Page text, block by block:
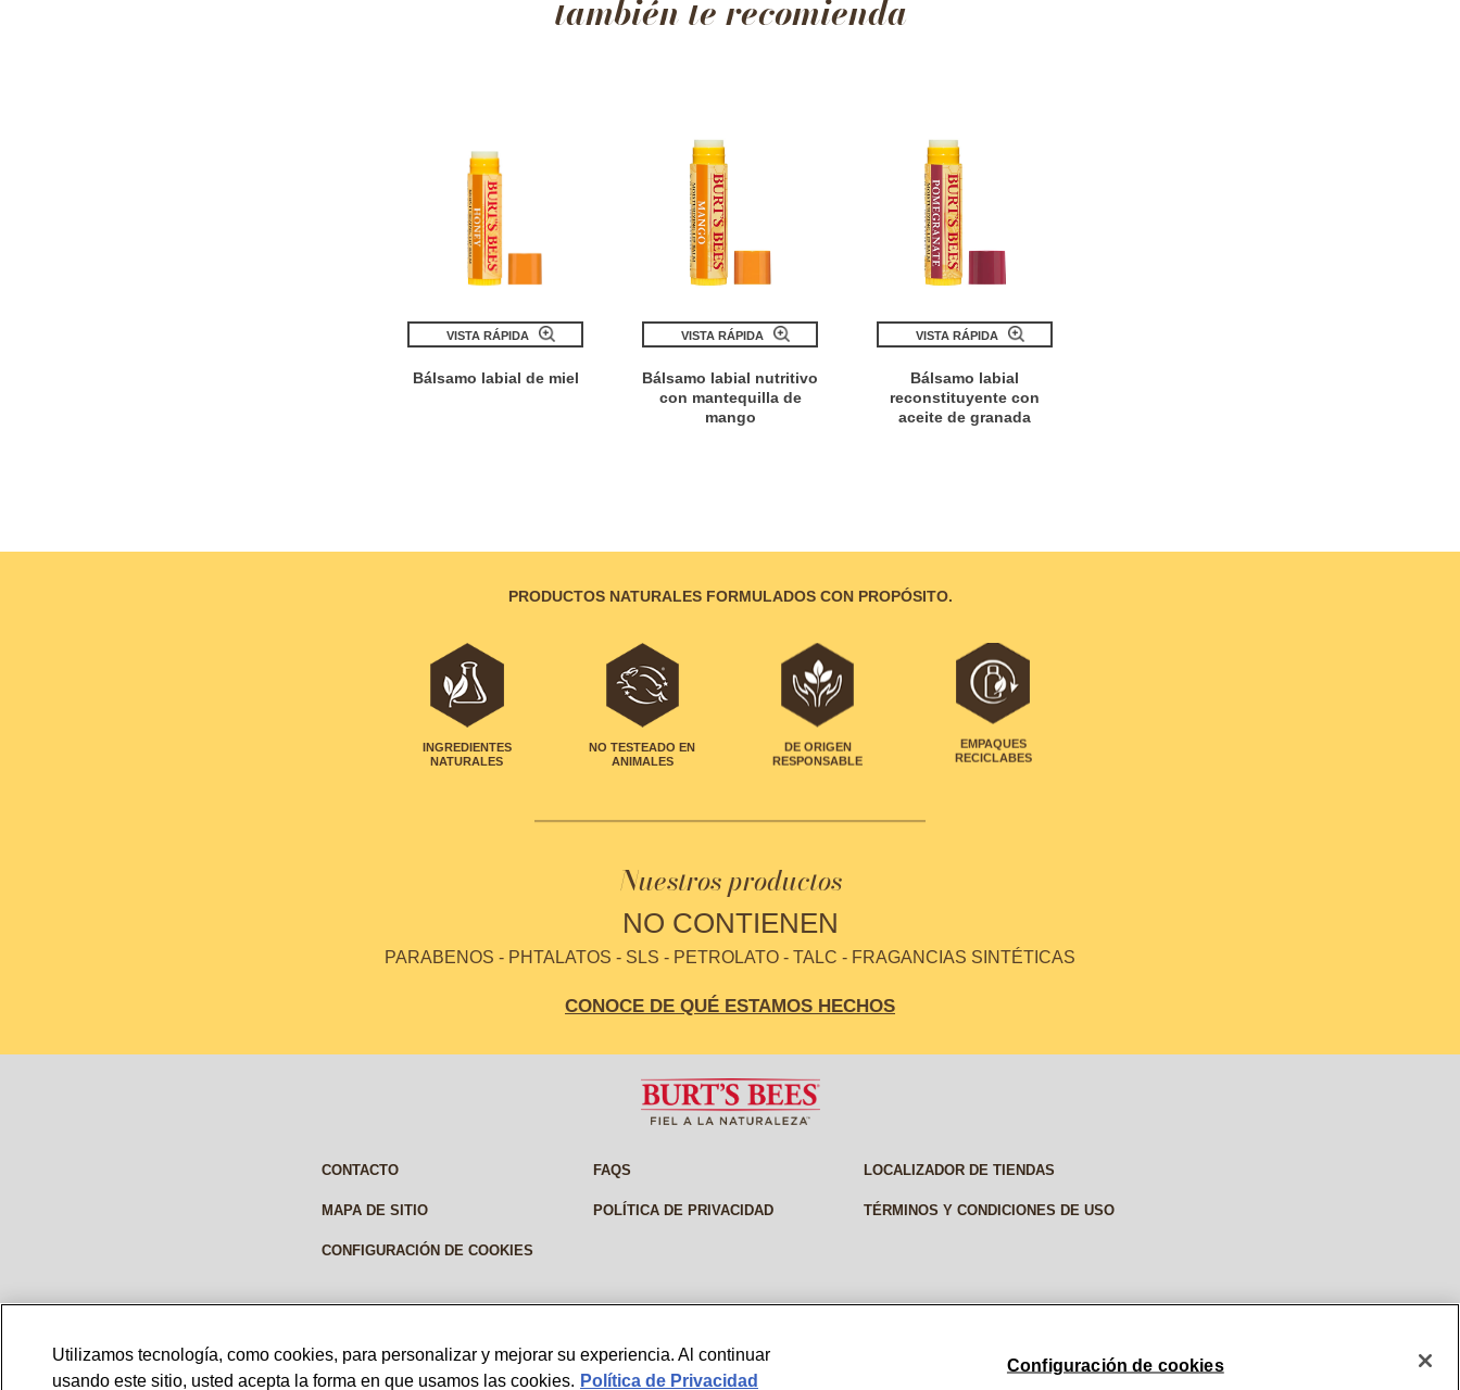
también te recomienda
VISTA RÁPIDA
Bálsamo labial de miel
VISTA RÁPIDA
Bálsamo labial nutritivo
con mantequilla de
mango
VISTA RÁPIDA
Bálsamo labial
reconstituyente con
aceite de granada
PRODUCTOS NATURALES FORMULADOS CON PROPÓSITO.
INGREDIENTES
NATURALES
NO TESTEADO EN
ANIMALES
DE ORIGEN
RESPONSABLE
EMPAQUES
RECICLABES
Nuestros productos
NO CONTIENEN
PARABENOS - PHTALATOS - SLS - PETROLATO - TALC - FRAGANCIAS SINTÉTICAS
CONOCE DE QUÉ ESTAMOS HECHOS
CONTACTO FAQS LOCALIZADOR DE TIENDAS
MAPA DE SITIO POLÍTICA DE PRIVACIDAD TÉRMINOS Y CONDICIONES DE USO
CONFIGURACIÓN DE COOKIES
MEXICO © 2026, BURT'S BEES. ALL RIGHTS RESERVED
Utilizamos tecnología, como cookies, para personalizar y mejorar su experiencia. Al continuar
usando este sitio, usted acepta la forma en que usamos las cookies. Política de Privacidad
Configuración de cookies